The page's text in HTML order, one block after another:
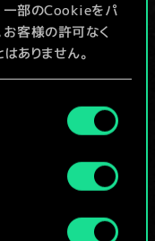
一部のCookieをパ
お客様の許可なく
ありません。
認ください。
を作成